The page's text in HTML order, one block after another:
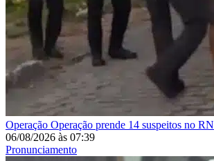
Operação Operação prende 14 suspeitos no RN
06/08/2026 às 07:39
Pronunciamento